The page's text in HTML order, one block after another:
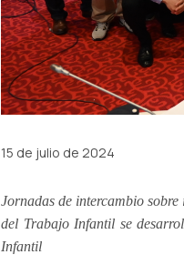
15 de julio de 2024
Jornadas de intercambio
del Trabajo Infantil se
Infantil